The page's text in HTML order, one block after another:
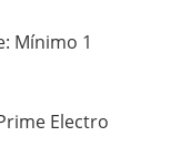
Mínimo 1
Electro